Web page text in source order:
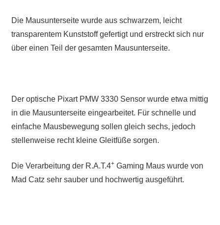
Die Mausunterseite wurde aus schwarzem, leicht
transparentem Kunststoff gefertigt und erstreckt sich nur
über einen Teil der gesamten Mausunterseite.
Der optische Pixart PMW 3330 Sensor wurde etwa mittig
in die Mausunterseite eingearbeitet. Für schnelle und
einfache Mausbewegung sollen gleich sechs, jedoch
stellenweise recht kleine Gleitfüße sorgen.
Die Verarbeitung der R.A.T.4+Gaming Maus wurde von
Mad Catz sehr sauber und hochwertig ausgeführt.